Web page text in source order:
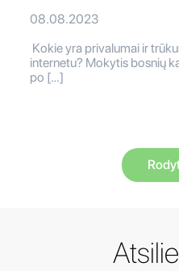
08.08.2023
Kokie yra privalumai ir
internetu? Mokytis bosnių
po […]